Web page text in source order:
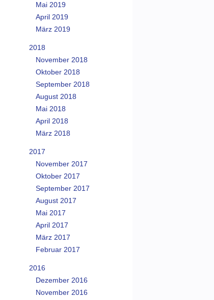
Mai 2019
April 2019
März 2019
2018
November 2018
Oktober 2018
September 2018
August 2018
Mai 2018
April 2018
März 2018
2017
November 2017
Oktober 2017
September 2017
August 2017
Mai 2017
April 2017
März 2017
Februar 2017
2016
Dezember 2016
November 2016